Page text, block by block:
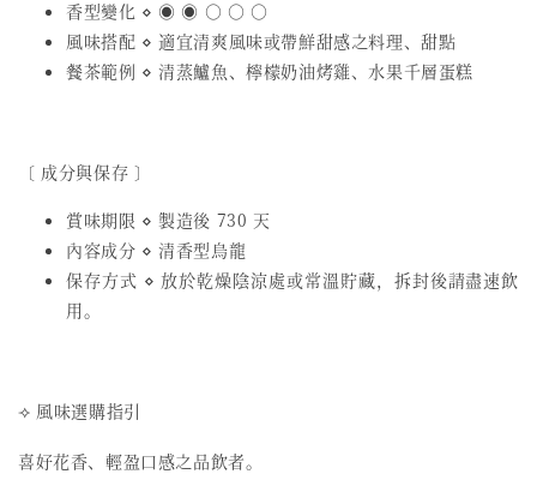
香型變化 ⋄ ◉ ◉ ○ ○ ○
風味搭配 ⋄ 適宜清爽風味或帶鮮甜感之料理、甜點
餐茶範例 ⋄ 清蒸鱸魚、檸檬奶油烤雞、水果千層蛋糕
〔 成分與保存 〕
賞味期限 ⋄ 製造後 730 天
內容成分 ⋄ 清香型烏龍
保存方式 ⋄ 放於乾燥陰涼處或常溫貯藏，拆封後請盡速飲
用。
⟢ 風味選購指引
喜好花香、輕盈口感之品飲者。